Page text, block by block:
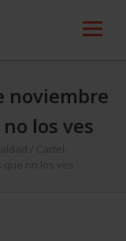
noviembre
los ves
Cartel-
no los ves